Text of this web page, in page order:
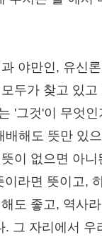
야만인, 유신
두가 찾고 있고
'그것'이 무엇인
배해도 뜻만 있
이 없으면 아니
이라면 뜻이고,
도 좋고, 역사
. 그 자리에서 우